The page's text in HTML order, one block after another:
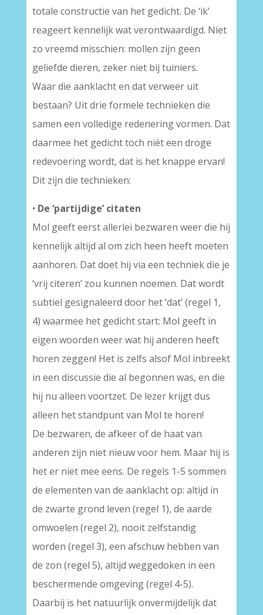
totale constructie van het gedicht. De ‘ik’
reageert kennelijk wat verontwaardigd. Niet
zo vreemd misschien: mollen zijn geen
geliefde dieren, zeker niet bij tuiniers.
Waar die aanklacht en dat verweer uit
bestaan? Uit drie formele technieken die
samen een volledige redenering vormen. Dat
daarmee het gedicht toch niét een droge
redevoering wordt, dat is het knappe ervan!
Dit zijn die technieken:
• De ‘partijdige’ citaten
Mol geeft eerst allerlei bezwaren weer die hij
kennelijk altijd al om zich heen heeft moeten
aanhoren. Dat doet hij via een techniek die je
‘vrij citeren’ zou kunnen noemen. Dat wordt
subtiel gesignaleerd door het ‘dat’ (regel 1,
4) waarmee het gedicht start: Mol geeft in
eigen woorden weer wat hij anderen heeft
horen zeggen! Het is zelfs alsof Mol inbreekt
in een discussie die al begonnen was, en die
hij nu alleen voortzet. De lezer krijgt dus
alleen het standpunt van Mol te horen!
De bezwaren, de afkeer of de haat van
anderen zijn niet nieuw voor hem. Maar hij is
het er niet mee eens. De regels 1-5 sommen
de elementen van de aanklacht op: altijd in
de zwarte grond leven (regel 1), de aarde
omwoelen (regel 2), nooit zelfstandig
worden (regel 3), een afschuw hebben van
de zon (regel 5), altijd weggedoken in een
beschermende omgeving (regel 4-5).
Daarbij is het natuurlijk onvermijdelijk dat